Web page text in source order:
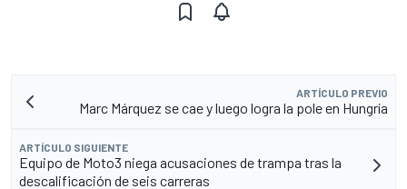
ARTÍCULO PREVIO
Marc Márquez se cae y luego logra la pole en Hungría
ARTÍCULO SIGUIENTE
Equipo de Moto3 niega acusaciones de trampa tras la
descalificación de seis carreras